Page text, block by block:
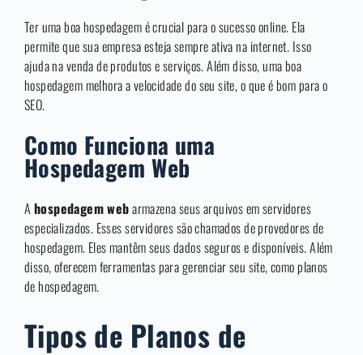
Ter uma boa hospedagem é crucial para o sucesso online. Ela
permite que sua empresa esteja sempre ativa na internet. Isso
ajuda na venda de produtos e serviços. Além disso, uma boa
hospedagem melhora a velocidade do seu site, o que é bom para o
SEO.
Como Funciona uma
Hospedagem Web
A hospedagem webarmazena seus arquivos em servidores
especializados. Esses servidores são chamados de provedores de
hospedagem. Eles mantêm seus dados seguros e disponíveis. Além
disso, oferecem ferramentas para gerenciar seu site, como planos
de hospedagem.
Tipos de Planos de